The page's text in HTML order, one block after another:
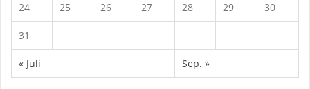
24 25 26 27 28 29 30
31
« Juli Sep. »